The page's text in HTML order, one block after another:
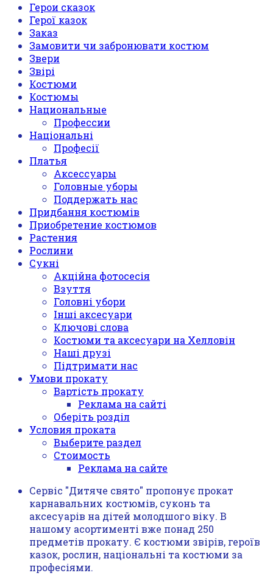
Герои сказок
Герої казок
Заказ
Замовити чи забронювати костюм
Звери
Звірі
Костюми
Костюмы
Национальные
Профессии
Національні
Професії
Платья
Аксессуары
Головные уборы
Поддержать нас
Придбання костюмів
Приобретение костюмов
Растения
Рослини
Сукні
Акційна фотосесія
Взуття
Головні убори
Інші аксесуари
Ключові слова
Костюми та аксесуари на Хелловін
Наші друзі
Підтримати нас
Умови прокату
Вартість прокату
Реклама на сайті
Оберіть розділ
Условия проката
Выберите раздел
Стоимость
Реклама на сайте
Сервіс "Дитяче свято" пропонує прокат
карнавальних костюмів, суконь та
аксесуарів на дітей молодшого віку. В
нашому асортименті вже понад 250
предметів прокату. Є костюми звірів, героїв
казок, рослин, національні та костюми за
професіями.